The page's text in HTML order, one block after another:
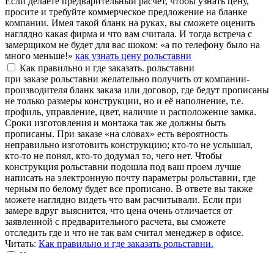
просите и требуйте коммерческое предложение на бланке
компании. Имея такой бланк на руках, вы сможете оценить
наглядно какая фирма и что вам считала. И тогда встреча с
замерщиком не будет для вас шоком: «а по телефону было на
много меньше!» как узнать цену рольставни
Как правильно и где заказать. рольставни
при заказе рольставни желательно получить от компании-
производителя бланк заказа или договор, где бедут прописаны
не только размеры конструкции, но и её наполнение, т.е.
профиль, управление, цвет, наличие и расположение замка.
Сроки изготовления и монтажа так же должны быть
прописаны. При заказе «на словах» есть вероятность
неправильно изготовить конструкцию; кто-то не услышал,
кто-то не понял, кто-то додумал то, чего нет. Чтобы
конструкция рольставни подошла под ваш проем лучше
написать на электронную почту параметры рольставни, где
черным по белому будет все прописано. В ответе вы также
можете наглядно видеть что вам расчитывали. Если при
замере вдруг выяснится, что цена очень отличается от
заявленной с предварительного расчета, вы сможете
отследить где и что не так вам считал менеджер в офисе.
Читать: Как правильно и где заказать рольставни.